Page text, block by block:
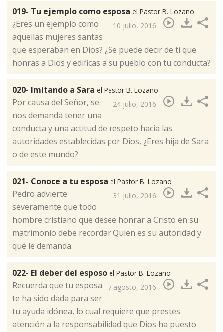
019- Tu ejemplo como esposa el Pastor B. Lozano
10 julio, 2016
¿Eres un ejemplo como
aquellas mujeres santas
que esperaban en Dios? ¿Se puede decir de ti que
honras a Dios y edificas a su pueblo con tu conducta?​
020- Imitando a Sara el Pastor B. Lozano
24 julio, 2016
Por causa del Señor, se
nos demanda tener una
conducta y una actitud de respeto hacia las
autoridades establecidas por Dios, ¿Eres hija de Sara
o de este mundo? ​
021- Conoce a tu esposa el Pastor B. Lozano
31 julio, 2016
Pedro advierte
severamente que todo
hombre cristiano que desee honrar a Cristo en su
matrimonio debe recordar Quien es su autoridad y
qué le demanda.​
022- El deber del esposo el Pastor B. Lozano
7 agosto, 2016
Recuerda que tu esposa
te ha sido dada para ser
tu ayuda idónea, lo cual requiere que prestes
atención a la responsabilidad que Dios ha puesto